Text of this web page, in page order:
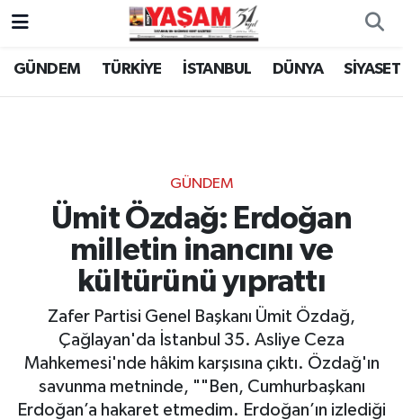
GÜNDEM TÜRKİYE İSTANBUL DÜNYA SİYASET
GÜNDEM
Ümit Özdağ: Erdoğan
milletin inancını ve
kültürünü yıprattı
Zafer Partisi Genel Başkanı Ümit Özdağ,
Çağlayan'da İstanbul 35. Asliye Ceza
Mahkemesi'nde hâkim karşısına çıktı. Özdağ'ın
savunma metninde, ""Ben, Cumhurbaşkanı
Erdoğan’a hakaret etmedim. Erdoğan’ın izlediği